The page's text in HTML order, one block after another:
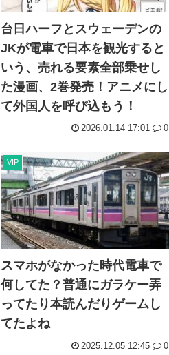
台日ハーフとスウェーデンの
JKが電車で日本を観光すると
いう、売れる要素全部乗せし
た漫画、2巻発売！アニメにし
て外国人を呼び込もう！
2026.01.14 17:01 0
VIP
スマホがなかった時代電車で
何してた？普通にガラケー弄
ってたり本読んだりゲームし
てたよね
2025.12.05 12:45 0